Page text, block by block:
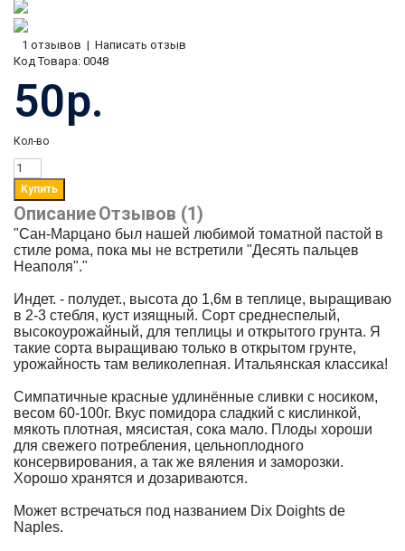
1 отзывов | Написать отзыв
Код Товара: 0048
50р.
Кол-во
ОписаниеОтзывов (1)
"Сан-Марцано был нашей любимой томатной пастой в
стиле рома, пока мы не встретили "Десять пальцев
Неаполя"."
Индет. - полудет., высота до 1,6м в теплице, выращиваю
в 2-3 стебля, куст изящный. Сорт среднеспелый,
высокоурожайный, для теплицы и открытого грунта. Я
такие сорта выращиваю только в открытом грунте,
урожайность там великолепная. Итальянская классика!
Симпатичные красные удлинённые сливки с носиком,
весом 60-100г. Вкус помидора сладкий с кислинкой,
мякоть плотная, мясистая, сока мало. Плоды хороши
для свежего потребления, цельноплодного
консервирования, а так же вяления и заморозки.
Хорошо хранятся и дозариваются.
Может встречаться под названием Dix Doights de
Naples.